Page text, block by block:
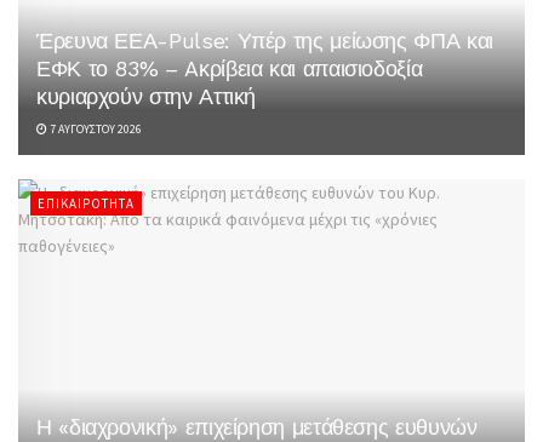
Έρευνα ΕΕΑ-Pulse: Υπέρ της μείωσης ΦΠΑ και
ΕΦΚ το 83% – Aκρίβεια και απαισιοδοξία
κυριαρχούν στην Αττική
7 ΑΥΓΟΎΣΤΟΥ 2026
ΕΠΙΚΑΙΡΌΤΗΤΑ
Η «διαχρονική» επιχείρηση μετάθεσης ευθυνών